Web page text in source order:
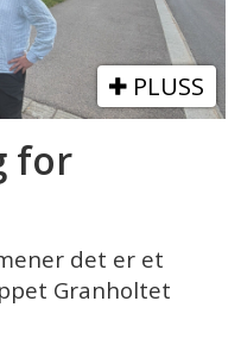
PLUSS
for
det er et
Granholtet